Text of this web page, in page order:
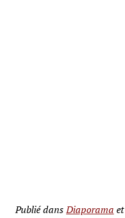
Publié dansDiaporama et